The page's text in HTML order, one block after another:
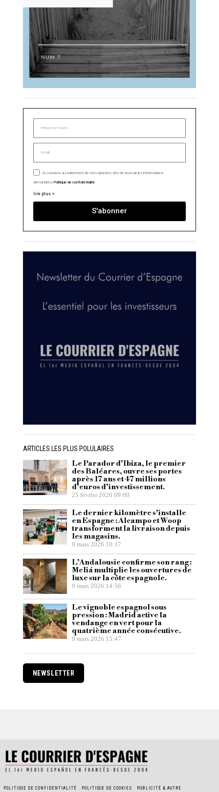
Je consens au traitement de mes données afin de recevoir les informations
demandées. Politique de confidentialité
lire plus >
S'abonner
ARTICLES LES PLUS POLULAIRES
Le Parador d’Ibiza, le premier
des Baléares, ouvre ses portes
après 17 ans et 47 millions
d’euros d’investissement.
25 février 2026 09:00
Le dernier kilomètre s’installe
en Espagne : Alcampo et Woop
transforment la livraison depuis
les magasins.
9 mars 2026 10:17
L’Andalousie confirme son rang :
Meliá multiplie les ouvertures de
luxe sur la côte espagnole.
9 mars 2026 14:56
Le vignoble espagnol sous
pression : Madrid active la
vendange en vert pour la
quatrième année consécutive.
9 mars 2026 15:47
NEWSLETTER
POLITIQUE DE CONFIDENTIALITÉ POLITIQUE DE COOKIES PUBLICITÉ & AUTRE